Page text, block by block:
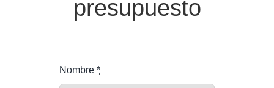
presupuesto
Nombre*